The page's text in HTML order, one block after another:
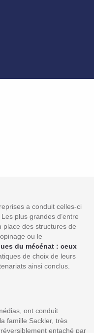
a conduit celles-ci
plus grandes d’entre
place des structures de
ou le
du mécénat : ceux
de choix de leurs
ainsi conclus.
ont conduit
famille Sackler, très
entaché par